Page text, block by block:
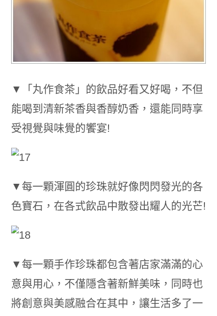
▼「丸作食茶」的飲品好看又好喝，不但
能喝到清新茶香與香醇奶香，還能同時享
受視覺與味覺的饗宴!
▼每一顆渾圓的珍珠就好像閃閃發光的各
色寶石，在各式飲品中散發出耀人的光芒!
▼每一顆手作珍珠都包含著店家滿滿的心
意與用心，不僅隱含著新鮮美味，同時也
將創意與美感融合在其中，讓生活多了一